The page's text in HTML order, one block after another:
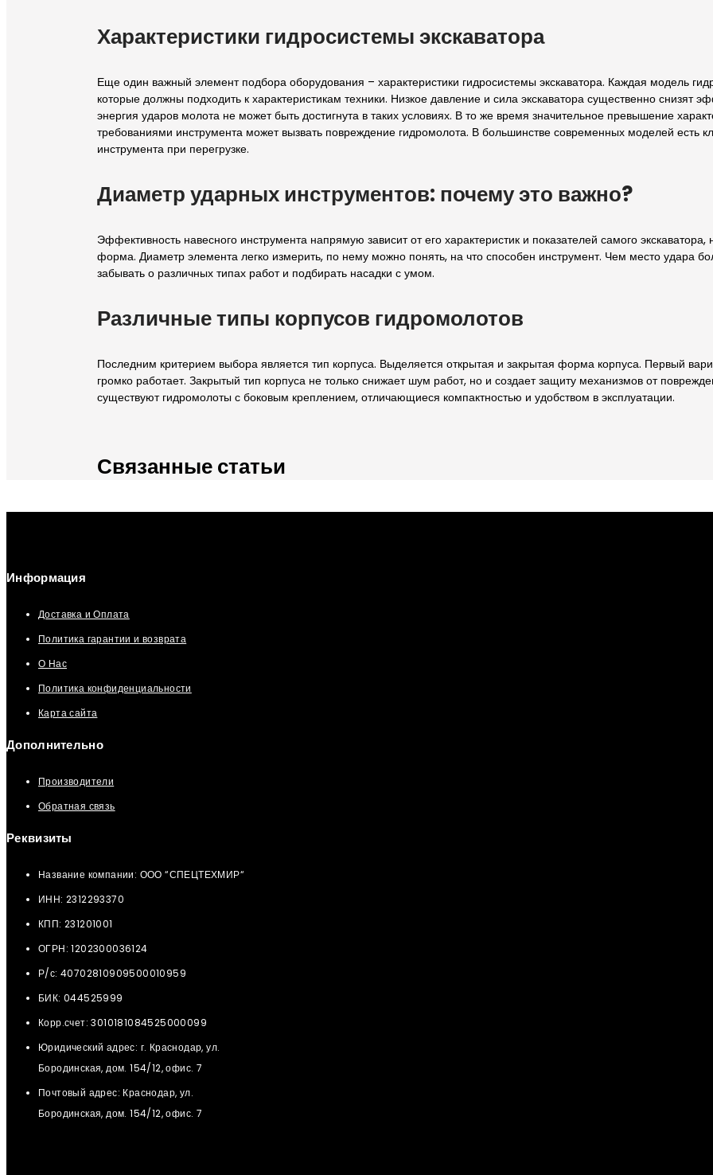
Характеристики гидросистемы экскаватора
Еще один важный элемент подбора оборудования – характеристики гидросистемы экскаватора. Каждая модель
которые должны подходить к характеристикам техники. Низкое давление и сила экскаватора существенно снизят
энергия ударов молота не может быть достигнута в таких условиях. В то же время значительное превышение
требованиями инструмента может вызвать повреждение гидромолота. В большинстве современных моделей есть
инструмента при перегрузке.
Диаметр ударных инструментов: почему это важно?
Эффективность навесного инструмента напрямую зависит от его характеристик и показателей самого
форма. Диаметр элемента легко измерить, по нему можно понять, на что способен инструмент. Чем место удара
забывать о различных типах работ и подбирать насадки с умом.
Различные типы корпусов гидромолотов
Последним критерием выбора является тип корпуса. Выделяется открытая и закрытая форма корпуса. Первый
громко работает. Закрытый тип корпуса не только снижает шум работ, но и создает защиту механизмов от
существуют гидромолоты с боковым креплением, отличающиеся компактностью и удобством в эксплуатации.
Связанные статьи
Информация
Доставка и Оплата
Политика гарантии и возврата
О Нас
Политика конфиденциальности
Карта сайта
Дополнительно
Производители
Обратная связь
Реквизиты
Название компании: ООО “СПЕЦТЕХМИР“
ИНН: 2312293370
КПП: 231201001
ОГРН: 1202300036124
Р/с: 40702810909500010959
БИК: 044525999
Корр.счет: 3010181084525000099
Юридический адрес: г. Краснодар, ул.
Бородинская, дом. 154/12, офис. 7
Почтовый адрес: Краснодар, ул.
Бородинская, дом. 154/12, офис. 7